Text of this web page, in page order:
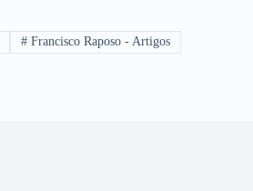
#Francisco Raposo - Artigos